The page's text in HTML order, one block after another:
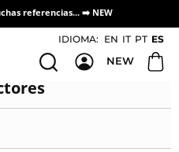
referencias... ➡️ NEW
Acceso / Registro Distribuidores
IDIOMA: EN IT PT ES
NEW